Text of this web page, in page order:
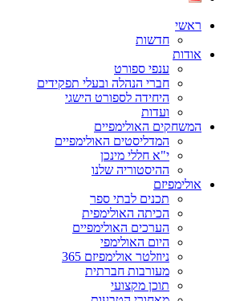
ראשי
חדשות
אודות
ענפי ספורט
חברי הנהלה ובעלי תפקידים
היחידה לספורט הישגי
ועדות
המשחקים האולימפיים
המדליסטים האולימפיים
י"א חללי מינכן
ההיסטוריה שלנו
אולימפיזם
תכנים לבתי ספר
הכיתה האולימפית
הערכים האולימפיים
היום האולימפי
ניוזלטר אולימפיזם 365
מעורבות חברתית
תוכן מקצועי